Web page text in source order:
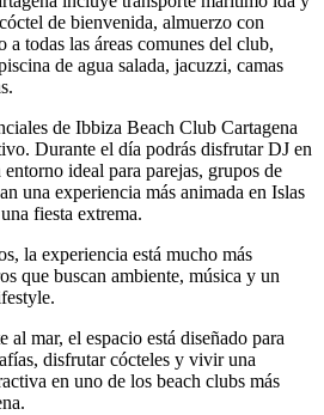
de bienvenida, almuerzo con
a todas las áreas comunes del club,
de agua salada, jacuzzi, camas
de Ibbiza Beach Club Cartagena
Durante el día podrás disfrutar DJ en
ideal para parejas, grupos de
una experiencia más animada en Islas
fiesta extrema.
la experiencia está mucho más
que buscan ambiente, música y un
al mar, el espacio está diseñado para
disfrutar cócteles y vivir una
en uno de los beach clubs más